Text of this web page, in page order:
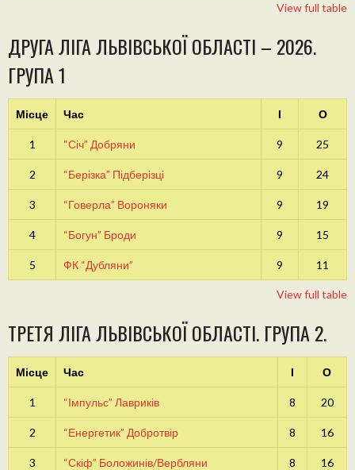
View full table
ДРУГА ЛІГА ЛЬВІВСЬКОЇ ОБЛАСТІ – 2026.
ГРУПА 1
Місце Час І О
1 “Січ” Добряни 9 25
2 “Берізка” Підберізці 9 24
3 “Говерла” Вороняки 9 19
4 “Богун” Броди 9 15
5 ФК “Дубляни” 9 11
View full table
ТРЕТЯ ЛІГА ЛЬВІВСЬКОЇ ОБЛАСТІ. ГРУПА 2.
Місце Час І О
1 “Імпульс” Лавриків 8 20
2 “Енергетик” Добротвір 8 16
3 “Скіф” Боложинів/Вербляни 8 16